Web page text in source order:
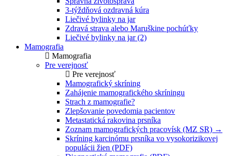
3-týždňová ozdravná kúra
Liečivé bylinky na jar
Zdravá strava alebo Maruškine pochúťky
Liečivé bylinky na jar (2)
Mamografia
Mamografia
Pre verejnosť
Pre verejnosť
Mamografický skríning
Zahájenie mamografického skríningu
Strach z mamografie?
Zlepšovanie povedomia pacientov
Metastatická rakovina prsníka
Zoznam mamografických pracovísk (MZ SR) →
Skríning karcinómu prsníka vo vysokorizikovej
populácii žien (PDF)